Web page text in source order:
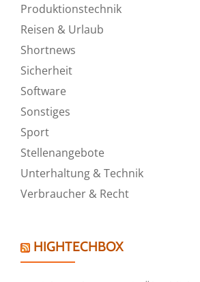
Produktionstechnik
Reisen & Urlaub
Shortnews
Sicherheit
Software
Sonstiges
Sport
Stellenangebote
Unterhaltung & Technik
Verbraucher & Recht
HIGHTECHBOX